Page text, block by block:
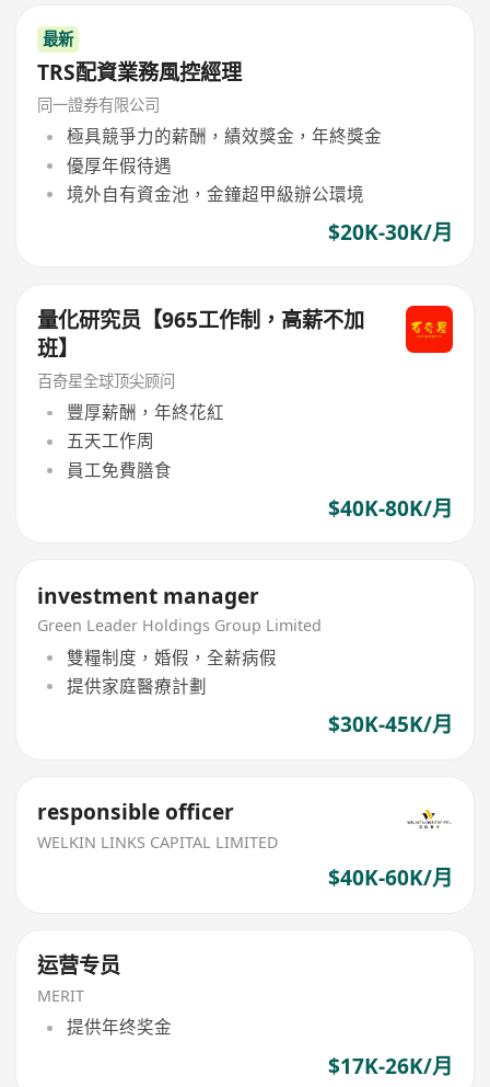
最新
TRS配資業務風控經理
同一證券有限公司
極具競爭力的薪酬，績效獎金，年終獎金
優厚年假待遇
境外自有資金池，金鐘超甲級辦公環境
$20K-30K/月
量化研究员【965工作制，高薪不加
班】
百奇星全球顶尖顾问
豐厚薪酬，年終花紅
五天工作周
員工免費膳食
$40K-80K/月
investment manager
Green Leader Holdings Group Limited
雙糧制度，婚假，全薪病假
提供家庭醫療計劃
$30K-45K/月
responsible officer
WELKIN LINKS CAPITAL LIMITED
$40K-60K/月
运营专员
MERIT
提供年终奖金
$17K-26K/月